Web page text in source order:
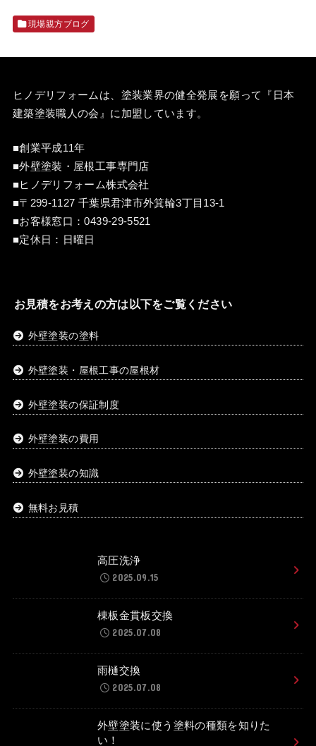
現場親方ブログ
ヒノデリフォームは、塗装業界の健全発展を願って『 日本
建築塗装職人の会 』に加盟しています。
■創業平成11年
■外壁塗装・屋根工事専門店
■ヒノデリフォーム株式会社
■〒299-1127 千葉県君津市外箕輪3丁目13-1
■お客様窓口：0439-29-5521
■定休日：日曜日
お見積をお考えの方は以下をご覧ください
外壁塗装の塗料
外壁塗装・屋根工事の屋根材
外壁塗装の保証制度
外壁塗装の費用
外壁塗装の知識
無料お見積
高圧洗浄
2025.09.15
棟板金貫板交換
2025.07.08
雨樋交換
2025.07.08
外壁塗装に使う塗料の種類を知りた
い！